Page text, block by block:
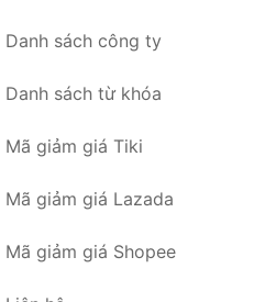
Danh sách công ty
Danh sách từ khóa
Mã giảm giá Tiki
Mã giảm giá Lazada
Mã giảm giá Shopee